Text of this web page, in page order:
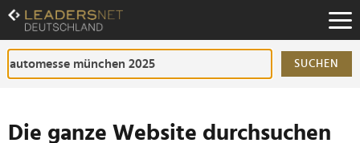
Zum
Inhalt
Zur
Fußzeilen-
Navigation
SUCHEN
Die ganze Website durchsuchen